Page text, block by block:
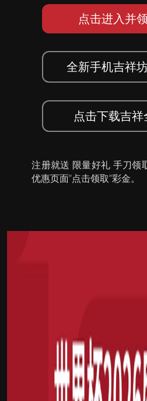
点击进入并
全新手机吉祥
点击下载吉祥
注册就送 限量好礼 手刀领
优惠页面”点击领取”彩金。